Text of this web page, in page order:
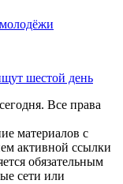
шестой день
Все права
материалов с
активной ссылки
обязательным
сети или